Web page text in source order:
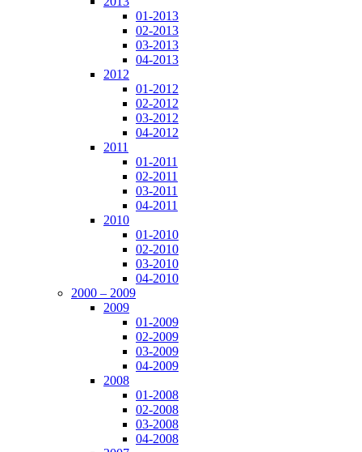
01-2013
02-2013
03-2013
04-2013
2012
01-2012
02-2012
03-2012
04-2012
2011
01-2011
02-2011
03-2011
04-2011
2010
01-2010
02-2010
03-2010
04-2010
2000 – 2009
2009
01-2009
02-2009
03-2009
04-2009
2008
01-2008
02-2008
03-2008
04-2008